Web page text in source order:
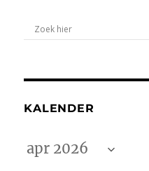
KALENDER